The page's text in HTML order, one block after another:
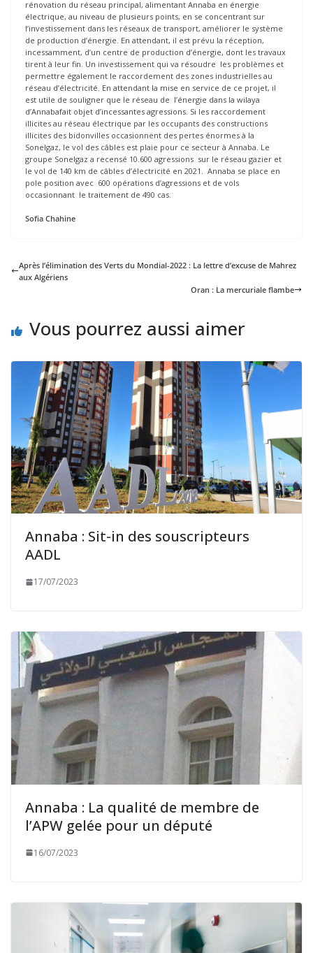
rénovation du réseau principal, alimentant Annaba en énergie
électrique, au niveau de plusieurs points, en se concentrant sur
l’investissement dans les réseaux de transport, améliorer le système
de production d’énergie. En attendant, il est prévu la réception,
incessamment, d’un centre de production d’énergie, dont les travaux
tirent à leur fin. Un investissement qui va résoudre les problèmes et
permettre également le raccordement des zones industrielles au
réseau d’électricité. En attendant la mise en service de ce projet, il
est utile de souligner que le réseau de l’énergie dans la wilaya
d’Annabafait objet d’incessantes agressions. Si les raccordement
illicites au réseau électrique par les occupants des constructions
illicites des bidonvilles occasionnent des pertes énormes à la
Sonelgaz, le vol des câbles est plaie pour ce secteur à Annaba. Le
groupe Sonelgaz a recensé 10.600 agressions sur le réseau gazier et
le vol de 140 km de câbles d’électricité en 2021. Annaba se place en
pole position avec 600 opérations d’agressions et de vols
occasionnant le traitement de 490 cas.
Sofia Chahine
Après l’élimination des Verts du Mondial-2022 : La lettre d’excuse de Mahrez
aux Algériens
Oran : La mercuriale flambe
Vous pourrez aussi aimer
Annaba : Sit-in des souscripteurs
AADL
17/07/2023
Annaba : La qualité de membre de
l’APW gelée pour un député
16/07/2023